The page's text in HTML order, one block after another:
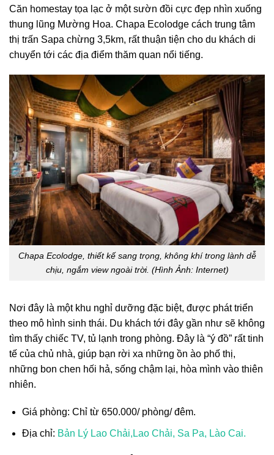
Căn homestay tọa lạc ở một sườn đồi cực đẹp nhìn xuống
thung lũng Mường Hoa. Chapa Ecolodge cách trung tâm
thị trấn Sapa chừng 3,5km, rất thuận tiện cho du khách di
chuyển tới các địa điểm thăm quan nổi tiếng.
Chapa Ecolodge, thiết kế sang trọng, không khí trong lành dễ
chịu, ngắm view ngoài trời. (Hình Ảnh: Internet)
Nơi đây là một khu nghỉ dưỡng đặc biệt, được phát triển
theo mô hình sinh thái. Du khách tới đây gần như sẽ không
tìm thấy chiếc TV, tủ lạnh trong phòng. Đây là “ý đồ” rất tinh
tế của chủ nhà, giúp bạn rời xa những ồn ào phố thị,
những bon chen hối hả, sống chậm lại, hòa mình vào thiên
nhiên.
Giá phòng: Chỉ từ 650.000/ phòng/ đêm.
Địa chỉ: Bản Lý Lao Chải,Lao Chải, Sa Pa, Lào Cai.